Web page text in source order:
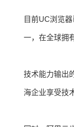
目前UC浏览
一，在全球拥
技术能力输出
海企业享受技